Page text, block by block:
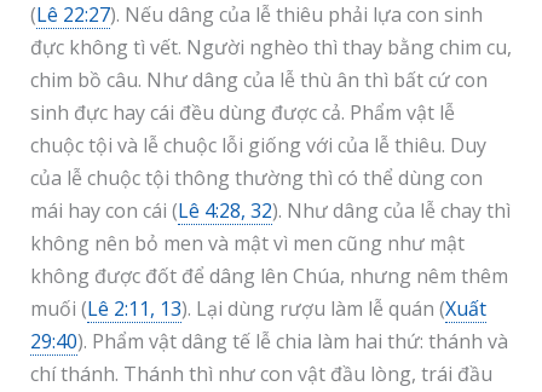
(Lê 22:27). Nếu dâng của lễ thiêu phải lựa con sinh
đực không tì vết. Người nghèo thì thay bằng chim cu,
chim bồ câu. Như dâng của lễ thù ân thì bất cứ con
sinh đực hay cái đều dùng được cả. Phẩm vật lễ
chuộc tội và lễ chuộc lỗi giống với của lễ thiêu. Duy
của lễ chuộc tội thông thường thì có thể dùng con
mái hay con cái (Lê 4:28, 32). Như dâng của lễ chay thì
không nên bỏ men và mật vì men cũng như mật
không được đốt để dâng lên Chúa, nhưng nêm thêm
muối (Lê 2:11, 13). Lại dùng rượu làm lễ quán (Xuất
29:40). Phẩm vật dâng tế lễ chia làm hai thứ: thánh và
chí thánh. Thánh thì như con vật đầu lòng, trái đầu